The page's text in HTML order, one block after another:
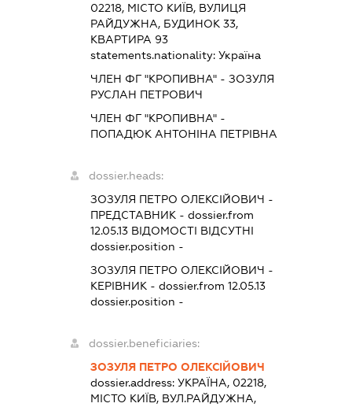
02218, МІСТО КИЇВ, ВУЛИЦЯ
РАЙДУЖНА, БУДИНОК 33,
КВАРТИРА 93
statements.nationality:Україна
ЧЛЕН ФГ "КРОПИВНА" - ЗОЗУЛЯ
РУСЛАН ПЕТРОВИЧ
ЧЛЕН ФГ "КРОПИВНА" -
ПОПАДЮК АНТОНІНА ПЕТРІВНА
dossier.heads:
ЗОЗУЛЯ ПЕТРО ОЛЕКСІЙОВИЧ -
ПРЕДСТАВНИК - dossier.from
12.05.13 ВІДОМОСТІ ВІДСУТНІ
dossier.position -
ЗОЗУЛЯ ПЕТРО ОЛЕКСІЙОВИЧ -
КЕРІВНИК - dossier.from 12.05.13
dossier.position -
dossier.beneficiaries:
ЗОЗУЛЯ ПЕТРО ОЛЕКСІЙОВИЧ
dossier.address:УКРАЇНА, 02218,
МІСТО КИЇВ, ВУЛ.РАЙДУЖНА,